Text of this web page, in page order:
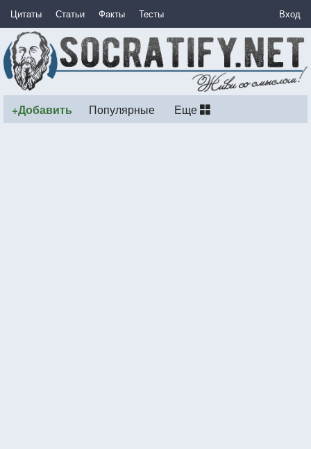
Цитаты Статьи Факты Тесты Вход
+Добавить Популярные Еще